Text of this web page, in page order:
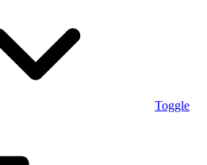
Toggle